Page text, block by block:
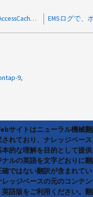
EMSログでAccessCache.NearLimitsメッセージが報告される
9
サイトはニューラル機械
されており、ナレッジベー
本的な理解を目的として提供
ナルの英語を文字どおりに
確ではない翻訳が含まれて
レッジベースの元のコンテ
英語版をご利用ください。